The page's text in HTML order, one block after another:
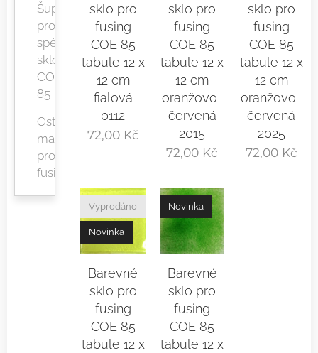
Šupiny
pro
spékané
sklo
COE
85
Ostatní
materiál
pro
fusing
sklo pro
fusing
COE 85
tabule 12 x
12 cm
fialová
0112
72,00Kč
sklo pro
fusing
COE 85
tabule 12 x
12 cm
oranžovo-
červená
2015
72,00 Kč
sklo pro
fusing
COE 85
tabule 12 x
12 cm
oranžovo-
červená
2025
72,00Kč
Barevné
sklo pro
fusing
COE 85
tabule 12 x
Vyprodáno
Novinka
Barevné
sklo pro
fusing
COE 85
tabule 12 x
Novinka